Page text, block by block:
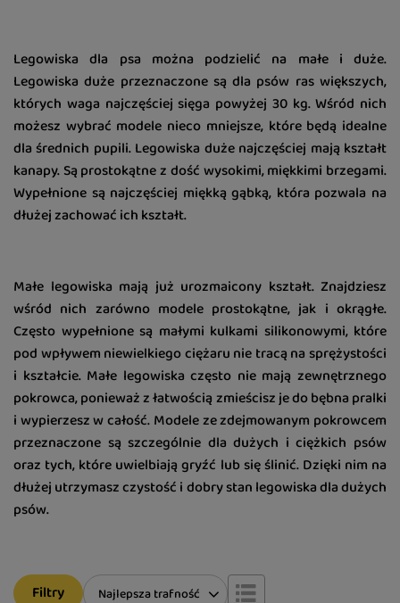
Legowiska dla psa można podzielić na małe i duże.
Legowiska duże przeznaczone są dla psów ras większych,
których waga najczęściej sięga powyżej 30 kg. Wśród nich
możesz wybrać modele nieco mniejsze, które będą idealne
dla średnich pupili. Legowiska duże najczęściej mają kształt
kanapy. Są prostokątne z dość wysokimi, miękkimi brzegami.
Wypełnione są najczęściej miękką gąbką, która pozwala na
dłużej zachować ich kształt.
Małe legowiska mają już urozmaicony kształt. Znajdziesz
wśród nich zarówno modele prostokątne, jak i okrągłe.
Często wypełnione są małymi kulkami silikonowymi, które
pod wpływem niewielkiego ciężaru nie tracą na sprężystości
i kształcie. Małe legowiska często nie mają zewnętrznego
pokrowca, ponieważ z łatwością zmieścisz je do bębna pralki
i wypierzesz w całość. Modele ze zdejmowanym pokrowcem
przeznaczone są szczególnie dla dużych i ciężkich psów
oraz tych, które uwielbiają gryźć lub się ślinić. Dzięki nim na
dłużej utrzymasz czystość i dobry stan legowiska dla dużych
psów.
Zmień sortowanie
Najlepsza trafność
Filtry